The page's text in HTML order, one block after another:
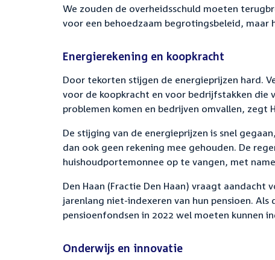
We zouden de overheidsschuld moeten
voor een behoedzaam begrotingsbeleid,
Energierekening en koopkracht
Door tekorten stijgen de energieprijzen hard.
voor de koopkracht en voor bedrijfstakken die
problemen komen en bedrijven omvallen, zegt
De stijging van de energieprijzen is snel
dan ook geen rekening mee gehouden. De
huishoudportemonnee op te vangen, met
Den Haan (Fractie Den Haan) vraagt
jarenlang niet-indexeren van hun pensioen.
pensioenfondsen in 2022 wel moeten kunnen
Onderwijs en innovatie